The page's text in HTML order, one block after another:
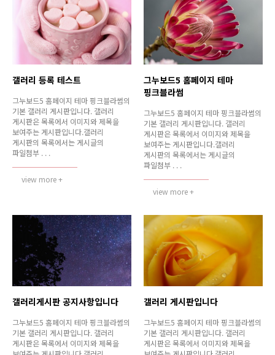
갤러리 등록 테스트
그누보드5 홈페이지 테마 핑크블라썸의
기본 갤러리 게시판입니다. 갤러리
게시판은 목록에서 이미지와 제목을
보여주는 게시판입니다.갤러리
게시판의 목록에서는 게시글의
파일첨부 . . .
view more +
그누보드5 홈페이지 테마
핑크블라썸
그누보드5 홈페이지 테마 핑크블라썸의
기본 갤러리 게시판입니다. 갤러리
게시판은 목록에서 이미지와 제목을
보여주는 게시판입니다.갤러리
게시판의 목록에서는 게시글의
파일첨부 . . .
view more +
갤러리게시판 공지사항입니다
그누보드5 홈페이지 테마 핑크블라썸의
기본 갤러리 게시판입니다. 갤러리
게시판은 목록에서 이미지와 제목을
갤러리 게시판입니다
그누보드5 홈페이지 테마 핑크블라썸의
기본 갤러리 게시판입니다. 갤러리
게시판은 목록에서 이미지와 제목을